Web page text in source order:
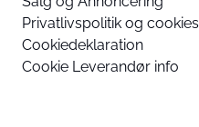
Privatlivspolitik og cookies
Cookiedeklaration
Cookie Leverandør info